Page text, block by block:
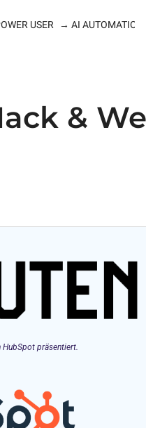
USER → AI AUTOMATION
&
präsentiert.